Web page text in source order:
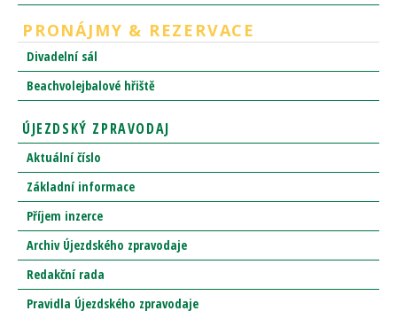
PRONÁJMY & REZERVACE
Divadelní sál
Beachvolejbalové hřiště
ÚJEZDSKÝ ZPRAVODAJ
Aktuální číslo
Základní informace
Příjem inzerce
Archiv Újezdského zpravodaje
Redakční rada
Pravidla Újezdského zpravodaje